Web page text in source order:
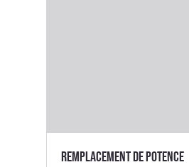
Remplacement de potence